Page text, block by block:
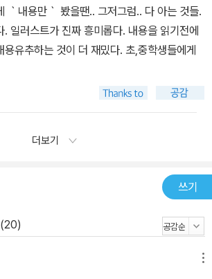
. 한 남자아이가 손을 들더니 ‘죄’ 때문이라고
와 비슷한 것이 일반적인 나쁜 일의 원인이라
떤 신화에서는 세상에 나쁜 일이 일어나는 것
전 나쁜 짓을 했기 때문이라고 말한다.”(231
담과 이브가 뱀의 꼬임에 넘어가 금단의 열매
들과 악한 신들의 알력 다툼으로 나쁜 일이 벌
남들보다 운이 좋은 사람이 있을까? 동전던지
한다고 말할 수 있을까? 목에 부적을 걸고
렇다. 나쁜 일도 좋은 일도 확률에 의거해 응당
더 많이 벌어지지 않는다. 왜냐면 우주는 마
도 없다. 그러므로 누군가를 해치거나 기쁘게
｀내용만｀ 봤을땐.. 그저그럼.. 다 아는 것들.
. 일러스트가 진짜 흥미롭다. 내용을 읽기전에
용유추하는 것이 더 재밌다. 초,중학생들에게
더보기
쓰기